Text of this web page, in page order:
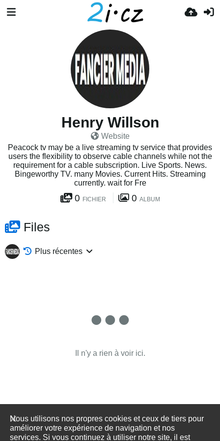
Henry Willson
Website
Peacock tv may be a live streaming tv service that provides
users the flexibility to observe cable channels while not the
requirement for a cable subscription. Live Sports. News.
Bingeworthy TV. many Movies. Current Hits. Streaming
currently. wait for Fre
0 FICHIER 0 ALBUM
Files
Plus récentes
Il n'y a rien à voir ici.
Nous utilisons nos propres cookies et ceux de tiers pour
améliorer votre expérience de navigation et nos
services. Si vous continuez à utiliser notre site, il est